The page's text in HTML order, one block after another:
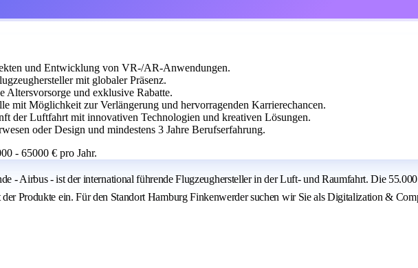
und Entwicklung von VR-/AR-Anwendungen.
mit globaler Präsenz.
Altersvorsorge und exklusive Rabatte.
mit Möglichkeit zur Verlängerung und hervorragenden Karrierechancen.
der Luftfahrt mit innovativen Technologien und kreativen Lösungen.
oder Design und mindestens 3 Jahre Berufserfahrung.
- 65000 € pro Jahr.
- ist der international führende Flugzeughersteller in der Luft- und Raumfahrt. Die 55.000
Produkte ein. Für den Standort Hamburg Finkenwerder suchen wir Sie als Digitalization &